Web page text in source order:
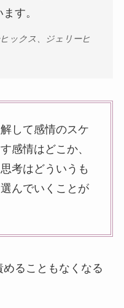
す。
ックス、ジェリーヒ
して感情のスケ
感情はどこか、
考はどういうも
んでいくことが
ることもなくなる